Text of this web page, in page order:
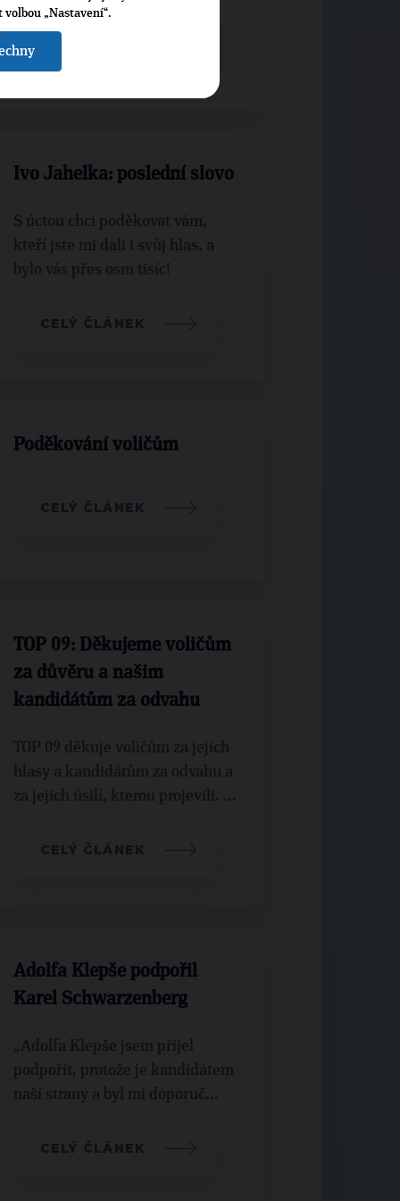
CELÝ ČLÁNEK
Ivo Jahelka: poslední slovo
S úctou chci poděkovat vám,
kteří jste mi dali i svůj hlas, a
bylo vás přes osm tisíc!
CELÝ ČLÁNEK
Poděkování voličům
CELÝ ČLÁNEK
TOP 09: Děkujeme voličům
za důvěru a našim
kandidátům za odvahu
TOP 09 děkuje voličům za jejich
hlasy a kandidátům za odvahu a
za jejich úsilí, kterou projevili. ...
CELÝ ČLÁNEK
Adolfa Klepše podpořil
Karel Schwarzenberg
„Adolfa Klepše jsem přijel
podpořit, protože je kandidátem
naší strany a byl mi doporuč...
CELÝ ČLÁNEK
„Nastavení“.